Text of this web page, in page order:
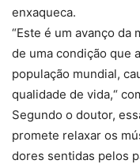
enxaqueca.
“Este é um avanço da
de uma condição que
população mundial,
qualidade de vida,“
Segundo o doutor,
promete relaxar os
dores sentidas pelos